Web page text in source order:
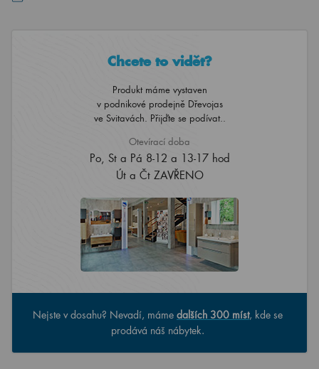
Chcete to vidět?
Produkt máme vystaven
v podnikové prodejně Dřevojas
ve Svitavách. Přijďte se podívat..
Otevírací doba
Po, St a Pá 8-12 a 13-17 hod
Út a Čt ZAVŘENO
Nejste v dosahu? Nevadí, máme dalších 300 míst, kde se
prodává náš nábytek.